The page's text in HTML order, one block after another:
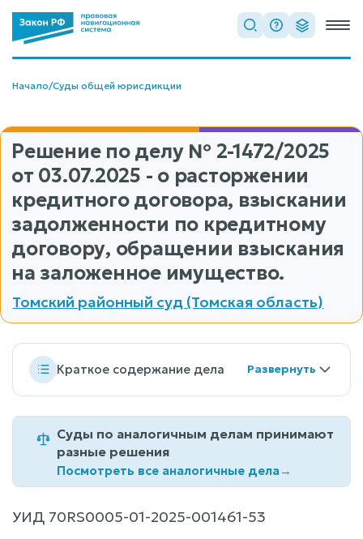
Начало/Суды общей юрисдикции
Решение по делу № 2-1472/2025
от 03.07.2025 - о расторжении
кредитного договора, взыскании
задолженности по кредитному
договору, обращении взыскания
на заложенное имущество.
Томский районный суд (Томская область)
Краткое содержание дела
Суды по аналогичным делам принимают
разные решения
Посмотреть все аналогичные дела→
УИД 70RS0005-01-2025-001461-53